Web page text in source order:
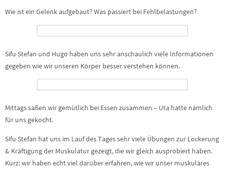
Wie ist ein Gelenk aufgebaut? Was passiert bei Fehlbelastungen?
Sifu Stefan und Hugo haben uns sehr anschaulich viele Informationen
gegeben wie wir unseren Körper besser verstehen können.
Mittags saßen wir gemütlich bei Essen zusammen – Uta hatte nämlich
für uns gekocht.
Sifu Stefan hat uns im Lauf des Tages sehr viele Übungen zur Lockerung
& Kräftigung der Muskulatur gezeigt, die wir gleich ausprobiert haben.
Kurz: wir haben echt viel darüber erfahren, wie wir unser muskuläres